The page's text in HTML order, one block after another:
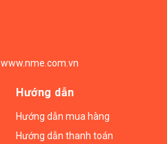
www.nme.com.vn
Hướng dẫn
Hướng dẫn mua hàng
Hướng dẫn thanh toán